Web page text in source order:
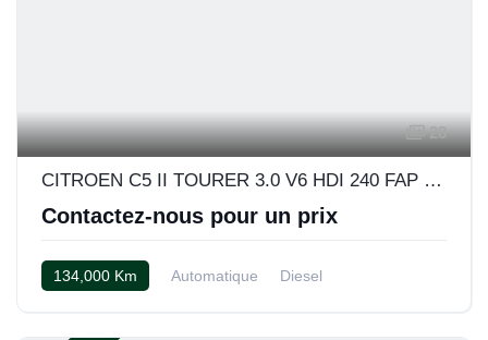
28
CITROEN C5 II TOURER 3.0 V6 HDI 240 FAP EXCLUSIVE BVA
Contactez-nous pour un prix
134,000 Km Automatique Diesel